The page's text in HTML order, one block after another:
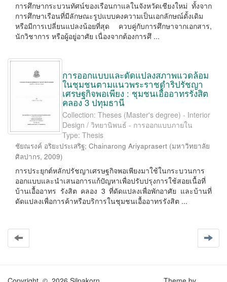
การศึกษากระบวนทัศน์ของเรือนกาแลในจังหวัดเชียงใหม่ ทั้งจาก
การศึกษาเรือนที่มีลักษณะรูปแบบคงความเป็นเอกลักษณ์ดั้งเดิม
หรือมีการเปลี่ยนแปลงน้อยที่สุด ควบคู่กับการศึกษาจากเอกสาร,
นักวิชาการ หรือผู้อยู่อาศัย เนื่องจากต้องการศึ ...
การออกแบบและดัดแปลงสภาพแวดล้อม
ในชุมชนตามแนวพระราชดำริปรัชญา
เศรษฐกิจพอเพียง : ชุมชนเอื้ออาทรรังสิต
คลอง 3 ปทุมธานี
Collection: Theses (Master's degree) - Interior
Design / วิทยานิพนธ์ - การออกแบบภายใน
Type: Thesis
ชัยณรงค์ อริยะประเสริฐ; Chainarong Ariyaprasert (มหาวิทยาลัย
ศิลปากร, 2009)
การประยุกต์หลักปรัชญาเศรษฐกิจพอเพียงมาใช้ในกระบวนการ
ออกแบบและนำเสนอการแก้ปัญหาเพื่อปรับปรุงการใช้สอยเนื้อที่
บ้านเอื้ออาทร รังสิต คลอง 3 ที่ดัดแปลงเพื่อพักอาศัย และบ้านที่
ดัดแปลงเพื่อการค้าหรือบริการในชุมชนเอื้ออาทรรังสิต ...